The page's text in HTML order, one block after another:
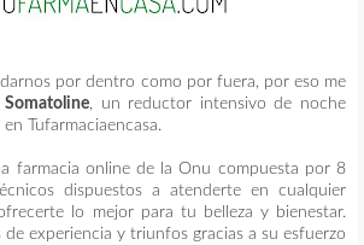
por dentro como por fuera, por eso me
Somatoline, un reductor intensivo de noche
Tufarmaciaencasa.
farmacia online de la Onu compuesta por 8
dispuestos a atenderte en cualquier
lo mejor para tu belleza y bienestar.
experiencia y triunfos gracias a su esfuerzo